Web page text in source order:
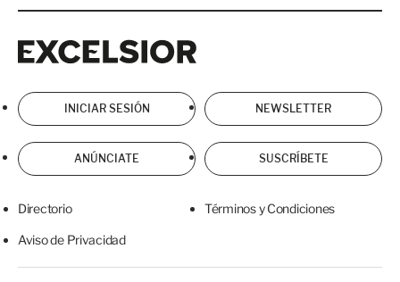
INICIAR SESIÓN NEWSLETTER
ANÚNCIATE SUSCRÍBETE
Directorio Términos y Condiciones
Aviso de Privacidad